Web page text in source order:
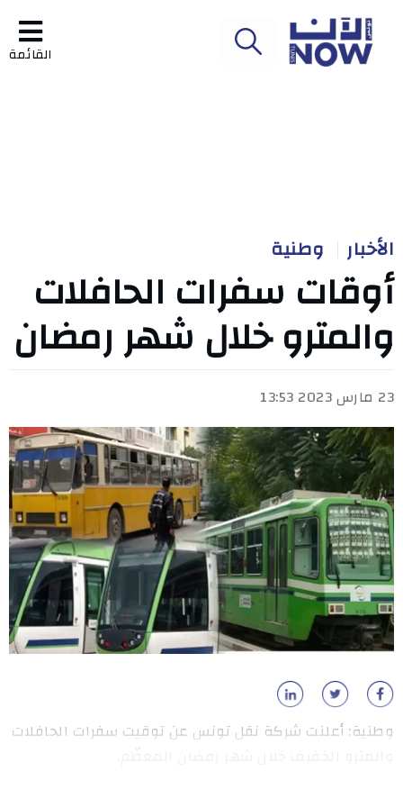
القائمة
الأخبار وطنية
أوقات سفرات الحافلات
والمترو خلال شهر رمضان
23 مارس 2023 13:53
وطنية: أعلنت شركة نقل تونس عن توقيت سفرات الحافلات